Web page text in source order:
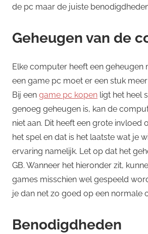
de pc maar de juiste
Geheugen van de
Elke computer heeft een geheugen
een game pc moet er een stuk
Bij een game pc kopen ligt het heel
genoeg geheugen is, kan de
niet aan. Dit heeft een grote invloed
het spel en dat is het laatste wat je
ervaring namelijk. Let op dat het
GB. Wanneer het hieronder zit,
games misschien wel gespeeld
je dan net zo goed op een normale
Benodigdheden